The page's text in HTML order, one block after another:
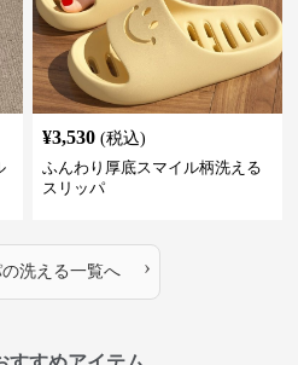
¥3,530 (税込)
ふんわり厚底スマイル柄洗える
スリッパ
の洗える一覧へ ›